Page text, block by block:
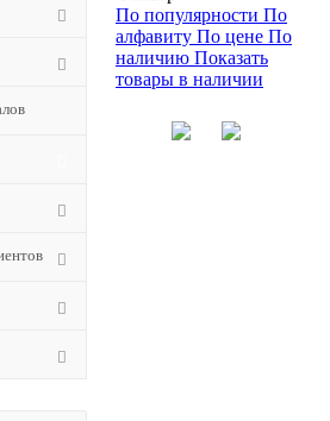
По популярности По
алфавиту По цене По
наличию Показать
товары в наличии